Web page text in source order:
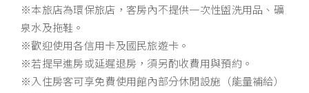
※本旅店為環保旅店，客房內不提供一次性盥洗用品、礦
泉水及拖鞋。
※歡迎使用各信用卡及國民旅遊卡。
※若提早進房或延遲退房，須另酌收費用與預約。
※入住房客可享免費使用館內部分休閒設施（能量補給）